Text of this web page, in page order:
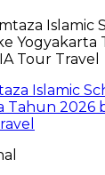
Islamic
Tahun 2026